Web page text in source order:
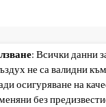
: Всички данни
не са валидни
осигуряване на
без